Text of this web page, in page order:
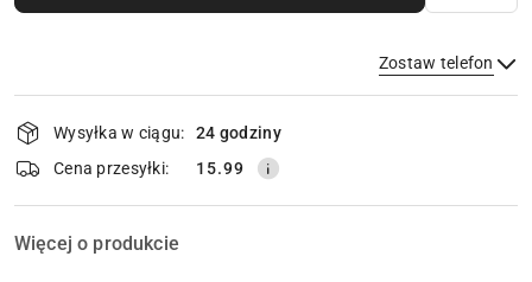
Zostaw telefon
Wyślij
Dostępność
i
dostawa
Wysyłka w ciągu:
24 godziny
Cena przesyłki:
15.99
Więcej o produkcie